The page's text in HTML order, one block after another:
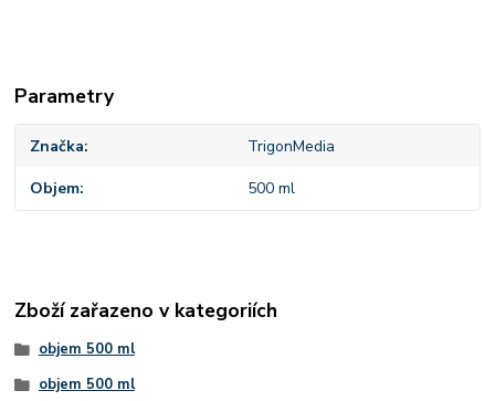
Parametry
Značka TrigonMedia
Objem 500 ml
Zboží zařazeno v kategoriích
objem 500 ml
objem 500 ml